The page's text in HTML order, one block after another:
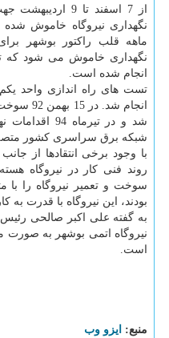
از 7 اسفند تا 9
نگهداری نیروگاه خاموش
ماهه قلب راكتور بوشهر
نگهداری خاموش می شود كه
انجام شده است.
انجام
شبكه برق سراسری كشور
با وجود برخی انتقادها از
روند فنی كار در نیروگاه
سوخت و تعمیر نیروگاه را
بودند، این نیروگاه با قدرت به
به گفته علی اكبر صالحی رئیس
است.
منبع: ایزو وب